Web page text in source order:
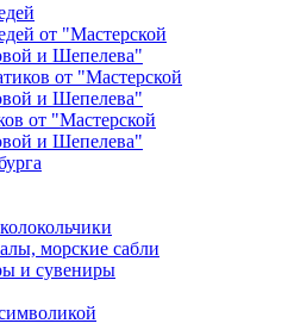
от "Мастерской
и Шепелева"
от "Мастерской
и Шепелева"
от "Мастерской
и Шепелева"
морские сабли
и сувениры